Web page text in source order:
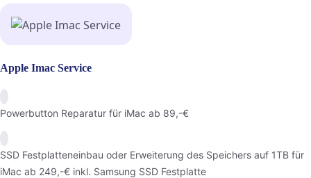
Apple Imac Service
Powerbutton Reparatur für iMac ab 89,-€
SSD Festplatteneinbau oder Erweiterung des Speichers auf 1TB für
iMac ab 249,-€ inkl. Samsung SSD Festplatte